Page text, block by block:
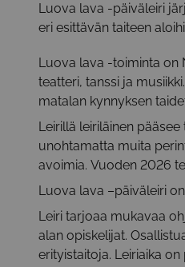
Luova lava -päiväleiri
eri esittävän taiteen
Luova lava -toiminta on
teatteri, tanssi ja
matalan kynnyksen
Leirillä leiriläinen
unohtamatta muita
avoimia. Vuoden 2026
Luova lava –päiväleiri
Leiri tarjoaa mukavaa
alan opiskelijat.
erityistaitoja. Leiriaika